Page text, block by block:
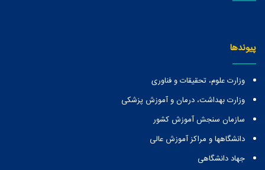
پیوندها
وزارت علوم، تحقیقات و فناوری
وزارت بهداشت، درمان و آموزش پزشکی
سازمان سنجش آموزش کشور
دانشگاهها و مراكز آموزش عالی
جهاد دانشگاهی